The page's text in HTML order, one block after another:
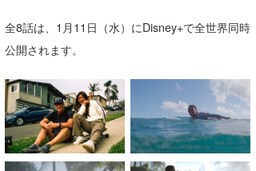
全8話は、1月11日（水）にDisney+で全世界同時
公開されます。